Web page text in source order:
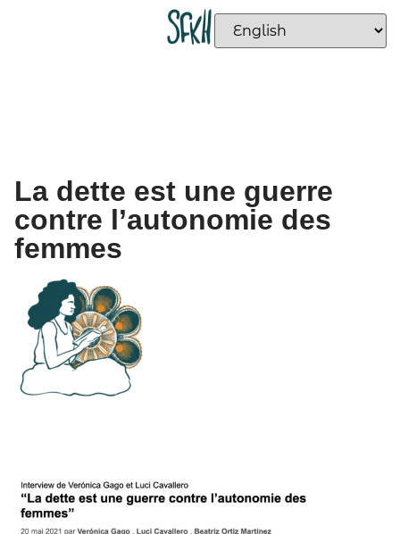
La dette est une guerre
contre l’autonomie des
femmes